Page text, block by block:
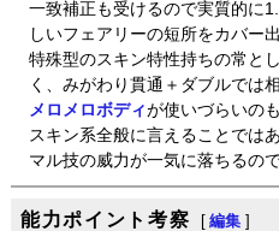
一致補正も受けるので実質的に
しいフェアリーの短所をカバー出
特殊型のスキン特性持ちの常と
く、みがわり貫通＋ダブルでは
メロメロボディが使いづらいの
スキン系全般に言えることでは
マル技の威力が一気に落ちるので
能力ポイント考察 [ 編集 ]